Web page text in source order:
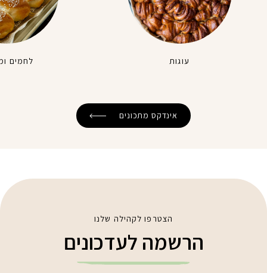
עוגות לחמים
אינדקס מתכונים
הצטרפו לקהילה שלנו
הרשמה לעדכונים